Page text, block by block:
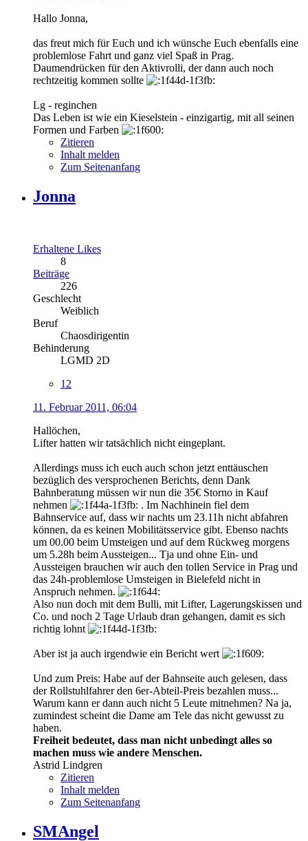
Hallo Jonna,
das freut mich für Euch und ich wünsche Euch ebenfalls eine
problemlose Fahrt und ganz viel Spaß in Prag.
Daumendrücken für den Aktivrolli, der dann auch noch
rechtzeitig kommen sollte
Lg - reginchen
Das Leben ist wie ein Kieselstein - einzigartig, mit all seinen
Formen und Farben
Zitieren
Inhalt melden
Zum Seitenanfang
Jonna
Erhaltene Likes
8
Beiträge
226
Geschlecht
Weiblich
Beruf
Chaosdirigentin
Behinderung
LGMD 2D
12
11. Februar 2011, 06:04
Hallöchen,
Lifter hatten wir tatsächlich nicht eingeplant.
Allerdings muss ich euch auch schon jetzt enttäuschen
bezüglich des versprochenen Berichts, denn Dank
Bahnberatung müssen wir nun die 35€ Storno in Kauf
nehmen
. Im Nachhinein fiel dem
Bahnservice auf, dass wir nachts um 23.11h nicht abfahren
können, da es keinen Mobilitätsservice gibt. Ebenso nachts
um 00.00 beim Umsteigen und auf dem Rückweg morgens
um 5.28h beim Aussteigen... Tja und ohne Ein- und
Aussteigen brauchen wir auch den tollen Service in Prag und
das 24h-problemlose Umsteigen in Bielefeld nicht in
Anspruch nehmen.
Also nun doch mit dem Bulli, mit Lifter, Lagerungskissen und
Co. und noch 2 Tage Urlaub dran gehangen, damit es sich
richtig lohnt
Aber ist ja auch irgendwie ein Bericht wert
Und zum Preis: Habe auf der Bahnseite auch gelesen, dass
der Rollstuhlfahrer den 6er-Abteil-Preis bezahlen muss...
Warum kann er dann auch nicht 5 Leute mitnehmen? Na ja,
zumindest scheint die Dame am Tele das nicht gewusst zu
haben.
Freiheit bedeutet, dass man nicht unbedingt alles so
machen muss wie andere Menschen.
Astrid Lindgren
Zitieren
Inhalt melden
Zum Seitenanfang
SMAngel